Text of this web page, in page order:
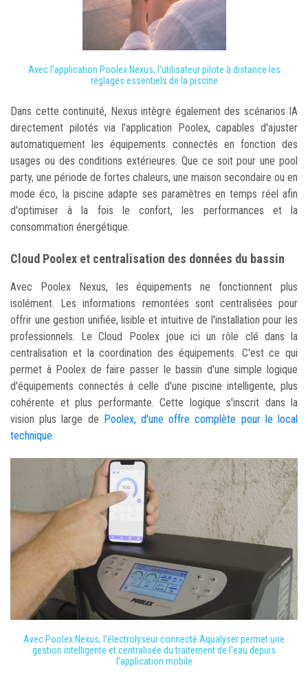
Avec l'application Poolex Nexus, l'utilisateur pilote à distance les
réglages essentiels de la piscine
Dans cette continuité, Nexus intègre également des scénarios IA
directement pilotés via l'application Poolex, capables d'ajuster
automatiquement les équipements connectés en fonction des
usages ou des conditions extérieures. Que ce soit pour une pool
party, une période de fortes chaleurs, une maison secondaire ou en
mode éco, la piscine adapte ses paramètres en temps réel afin
d'optimiser à la fois le confort, les performances et la
consommation énergétique.
Cloud Poolex et centralisation des données du bassin
Avec Poolex Nexus, les équipements ne fonctionnent plus
isolément. Les informations remontées sont centralisées pour
offrir une gestion unifiée, lisible et intuitive de l'installation pour les
professionnels. Le Cloud Poolex joue ici un rôle clé dans la
centralisation et la coordination des équipements. C'est ce qui
permet à Poolex de faire passer le bassin d'une simple logique
d'équipements connectés à celle d'une piscine intelligente, plus
cohérente et plus performante. Cette logique s'inscrit dans la
vision plus large de Poolex, d'une offre complète pour le local
technique.
Avec Poolex Nexus, l'électrolyseur connecté Aqualyser permet une
gestion intelligente et centralisée du traitement de l'eau depuis
l'application mobile